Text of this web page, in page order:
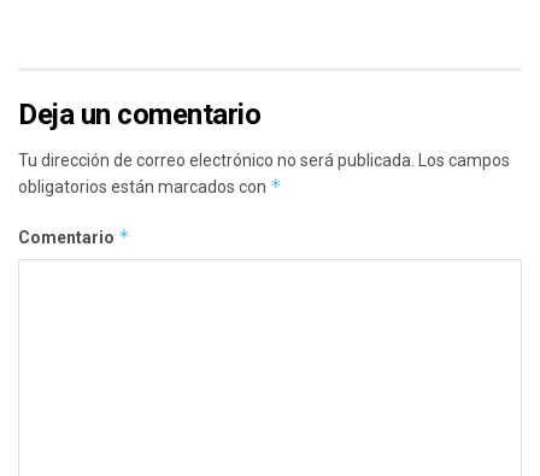
Deja un comentario
Tu dirección de correo electrónico no será publicada.
Los campos
obligatorios están marcados con *
Comentario *